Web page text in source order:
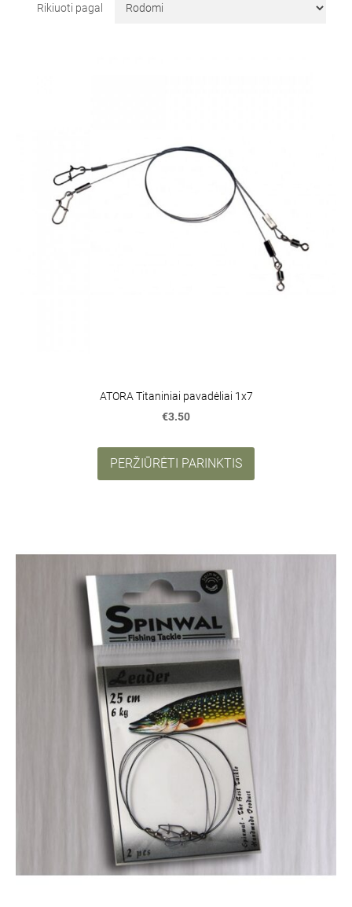
Rikiuoti pagal
ATORA Titaniniai pavadėliai 1x7
€3.50
PERŽIŪRĖTI PARINKTIS